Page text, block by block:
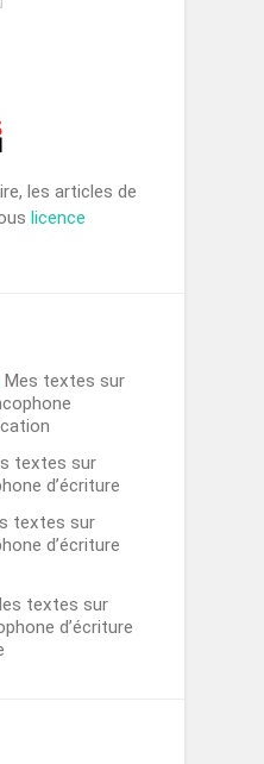
les articles de
licence
Mes textes sur
textes sur
d’écriture
textes sur
d’écriture
textes sur
d’écriture